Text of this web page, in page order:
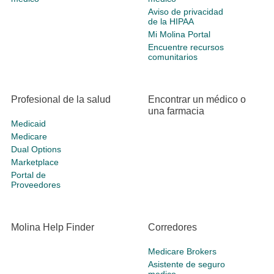
Aviso de privacidad
de la HIPAA
Mi Molina Portal
Encuentre recursos
comunitarios
Profesional de la salud
Medicaid
Medicare
Dual Options
Marketplace
Portal de
Proveedores
Encontrar un médico o
una farmacia
Molina Help Finder Corredores
Medicare Brokers
Asistente de seguro